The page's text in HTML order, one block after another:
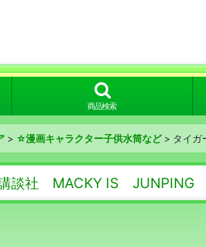
商品検索
> ☆漫画キャラクター子供水筒など > タイ
講談社 MACKY IS